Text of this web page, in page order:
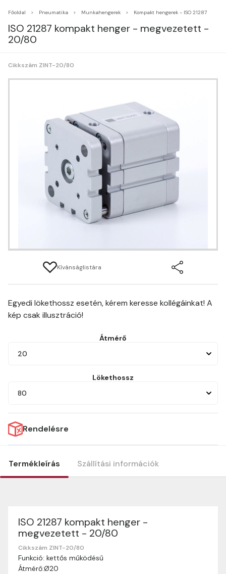
Főoldal Pneumatika Munkahengerek Kompakt hengerek - ISO 21287
ISO 21287 kompakt henger - megvezetett -
20/80
Cikkszám ZINT-20/80
Kívánságlistára
Egyedi lökethossz esetén, kérem keresse kollégáinkat! A
kép csak illusztráció!
Átmérő
20
Lökethossz
80
Rendelésre
Termékleírás Szállítási információk
ISO 21287 kompakt henger -
megvezetett - 20/80
Cikkszám ZINT-20/80
Funkció: kettős működésű
Átmérő:Ø20
Szállítási információk
Nagyon köszönjük, hogy webshopunkat választottátok
vásárlásaitokhoz. Az alábbiakban megtaláljátok szállítási
információinkat, hogy a vásárlásotok gördülékenyen és
zökkenőmentesen történhessen.